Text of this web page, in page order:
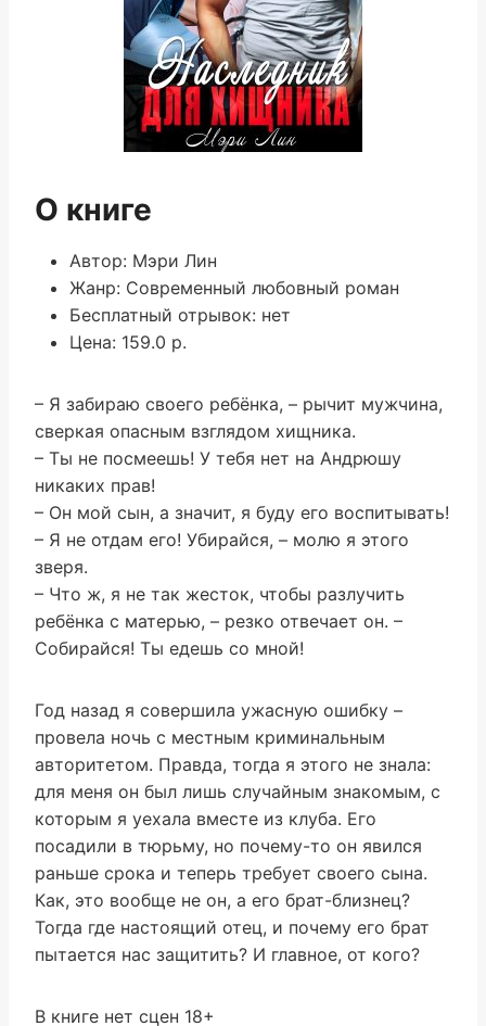
О книге
Автор: Мэри Лин
Жанр: Современный любовный роман
Бесплатный отрывок: нет
Цена: 159.0 р.
– Я забираю своего ребёнка, – рычит мужчина,
сверкая опасным взглядом хищника.
– Ты не посмеешь! У тебя нет на Андрюшу
никаких прав!
– Он мой сын, а значит, я буду его воспитывать!
– Я не отдам его! Убирайся, – молю я этого
зверя.
– Что ж, я не так жесток, чтобы разлучить
ребёнка с матерью, – резко отвечает он. –
Собирайся! Ты едешь со мной!
Год назад я совершила ужасную ошибку –
провела ночь с местным криминальным
авторитетом. Правда, тогда я этого не знала:
для меня он был лишь случайным знакомым, с
которым я уехала вместе из клуба. Его
посадили в тюрьму, но почему-то он явился
раньше срока и теперь требует своего сына.
Как, это вообще не он, а его брат-близнец?
Тогда где настоящий отец, и почему его брат
пытается нас защитить? И главное, от кого?
В книге нет сцен 18+